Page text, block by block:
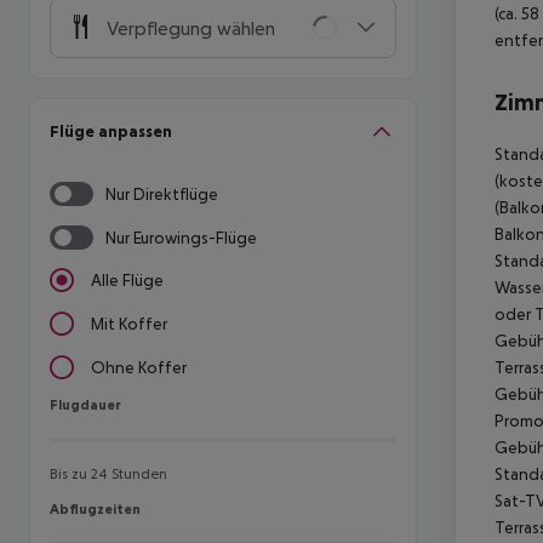
Verpflegung wählen
Flüge anpassen
Nur Direktflüge
Nur Eurowings-Flüge
Alle Flüge
Mit Koffer
Ohne Koffer
Flugdauer
Flugdauer
Bis zu 24 Stunden
Abflugzeiten
Abflugzeiten
(ca.
oder
Sat-